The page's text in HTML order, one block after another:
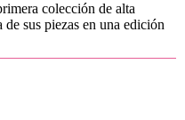
colección de alta
sus piezas en una edición